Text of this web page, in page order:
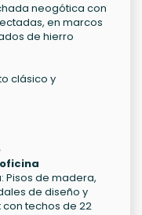
neogótica con
en marcos
de hierro
clásico y
: Pisos de madera,
de diseño y
techos de 22